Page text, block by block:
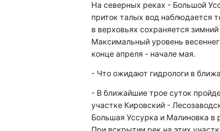
На северных реках - Большой
приток талых вод наблюдается
в верховьях сохраняется
Максимальный уровень
конце апреля - начале мая.
- Что ожидают гидрологи в
- В ближайшие трое суток
участке Кировский -
Большая Уссурка и Малиновка в